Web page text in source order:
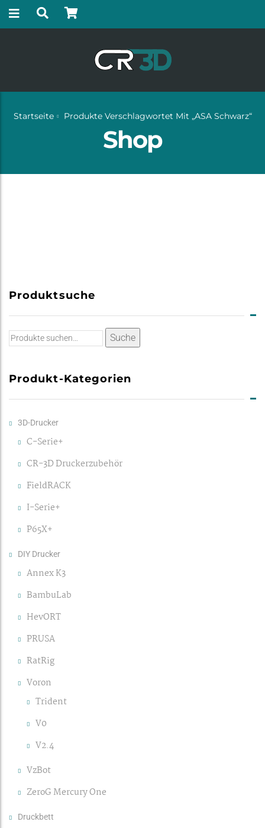
Startseite Produkte Verschlagwortet Mit „ASA Schwarz“
Shop
Produktsuche
Suche
Suche
Produkt-Kategorien
3D-Drucker
C-Serie+
CR-3D Druckerzubehör
FieldRACK
I-Serie+
P65X+
DIY Drucker
Annex K3
BambuLab
HevORT
PRUSA
RatRig
Voron
Trident
V0
V2.4
VzBot
ZeroG Mercury One
Druckbett